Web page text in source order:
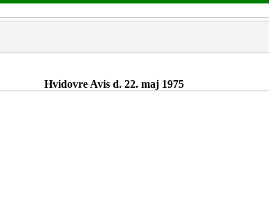
Hvidovre Avis d. 22. maj 1975